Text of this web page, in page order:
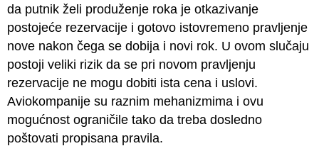
da putnik želi produženje roka je otkazivanje
postojeće rezervacije i gotovo istovremeno pravljenje
nove nakon čega se dobija i novi rok. U ovom slučaju
postoji veliki rizik da se pri novom pravljenju
rezervacije ne mogu dobiti ista cena i uslovi.
Aviokompanije su raznim mehanizmima i ovu
mogućnost ograničile tako da treba dosledno
poštovati propisana pravila.